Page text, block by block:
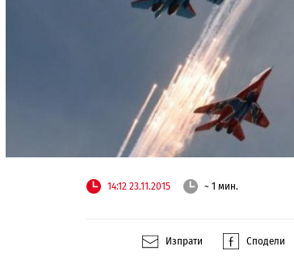
14:12 23.11.2015 ~ 1 мин.
Изпрати Сподели